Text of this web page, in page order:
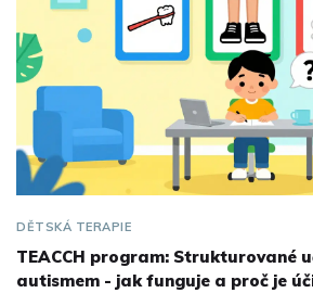
DĚTSKÁ TERAPIE
TEACCH program: Strukturované
autismem - jak funguje a proč je